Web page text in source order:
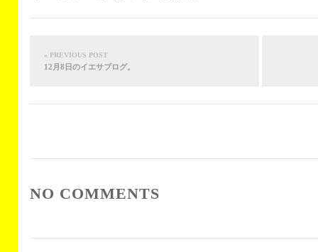
« PREVIOUS POST
12月8日のイエサブログ。
NO COMMENTS